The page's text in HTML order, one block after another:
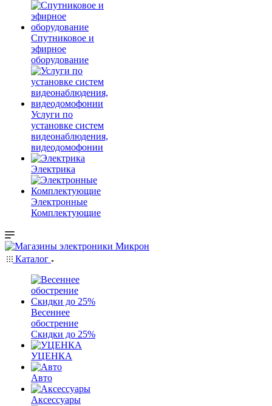
Спутниковое и
эфирное
оборудование
Услуги по
установке систем
видеонаблюдения,
видеодомофонии
Электрика
Электронные
Комплектующие
Каталог
Весеннее
обострение
Скидки до 25%
УЦЕНКА
Авто
Аксессуары